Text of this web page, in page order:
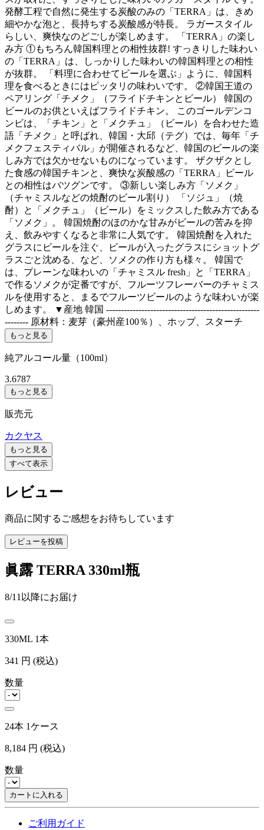
発酵工程で自然に発生する炭酸のみの「TERRA」は、きめ
細やかな泡と、長持ちする炭酸感が特長。 ラガースタイル
らしい、爽快なのどごしが楽しめます。 「TERRA」の楽し
み方 ①もちろん韓国料理との相性抜群! すっきりした味わい
の「TERRA」は、しっかりした味わいの韓国料理との相性
が抜群。 「料理に合わせてビールを選ぶ」ように、韓国料
理を食べるときにはピッタリの味わいです。 ②韓国王道の
ペアリング「チメク」（フライドチキンとビール） 韓国の
ビールのお供といえばフライドチキン。 このゴールデンコ
ンビは、「チキン」と「メクチュ」（ビール）を合わせた造
語「チメク」と呼ばれ、韓国・大邱（テグ）では、毎年「チ
メクフェスティバル」が開催されるなど、韓国のビールの楽
しみ方では欠かせないものになっています。 ザクザクとし
た食感の韓国チキンと、爽快な炭酸感の「TERRA」ビール
との相性はバツグンです。 ③新しい楽しみ方「ソメク」
（チャミスルなどの焼酎のビール割り） 「ソジュ」（焼
酎）と「メクチュ」（ビール）をミックスした飲み方である
「ソメク」。 韓国焼酎のほのかな甘みがビールの苦みを抑
え、飲みやすくなると非常に人気です。 韓国焼酎を入れた
グラスにビールを注ぐ、ビールが入ったグラスにショットグ
ラスごと沈める、など、ソメクの作り方も様々。 韓国で
は、プレーンな味わいの「チャミスル fresh」と「TERRA」
で作るソメクが定番ですが、フルーツフレーバーのチャミス
ルを使用すると、まるでフルーツビールのような味わいが楽
しめます。 ▼産地 韓国 ----------------------------------------------------
-------- 原材料：麦芽（豪州産100％）、ホップ、スターチ
もっと見る
純アルコール量（100ml）
3.6787
もっと見る
販売元
カクヤス
もっと見る
すべて表示
レビュー
商品に関するご感想をお待ちしています
レビューを投稿
眞露 TERRA 330ml瓶
8/11以降にお届け
330ML 1本
341 円 (税込)
数量
24本 1ケース
8,184 円 (税込)
数量
カートに入れる
ご利用ガイド